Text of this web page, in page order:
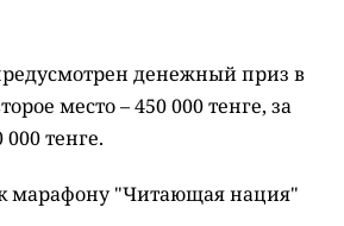
денежный приз в
место – 450 000 тенге, за
000 тенге.
марафону "Читающая нация"